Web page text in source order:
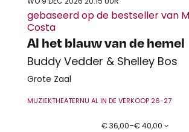
Al het blauw van de hemel
Buddy Vedder & Shelley Bos
gebaseerd op de bestseller van
Costa
Grote Zaal
MUZIEKTHEATERNU AL IN DE VERKOOP 26-27
€ 36,00–€ 40,00